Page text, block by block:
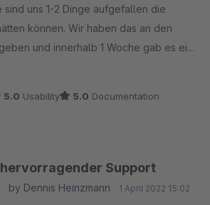
sind uns 1-2 Dinge aufgefallen die
können. Wir haben das an den
und innerhalb 1 Woche gab es ein
genau wie gewünscht
5.0 Usability 5.0 Documentation
Support
by Dennis Heinzmann 1 April 2022 15:02